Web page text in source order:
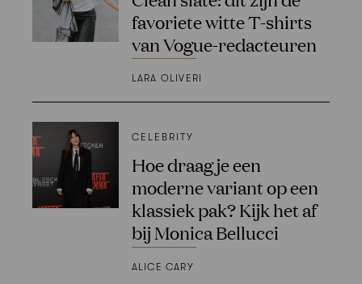
favoriete witte T-shirts
van Vogue-redacteuren
LARA OLIVERI
CELEBRITY
Hoe draag je een
moderne variant op een
klassiek pak? Kijk het af
bij Monica Bellucci
ALICE CARY